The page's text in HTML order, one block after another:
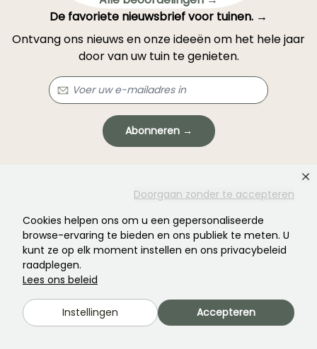
Doorgaan zonder te accepteren
Cookies helpen ons om u een gepersonaliseerde
browse-ervaring te bieden en ons publiek te meten. U
kunt ze op elk moment instellen en ons privacybeleid
raadplegen.
Lees ons beleid
Instellingen Accepteren
De favoriete nieuwsbrief voor tuinen. →
Ontvang ons nieuws en onze ideeën om het hele jaar
door van uw tuin te genieten.
Abonneren →
Heeft u niet gevonden wat u zocht?